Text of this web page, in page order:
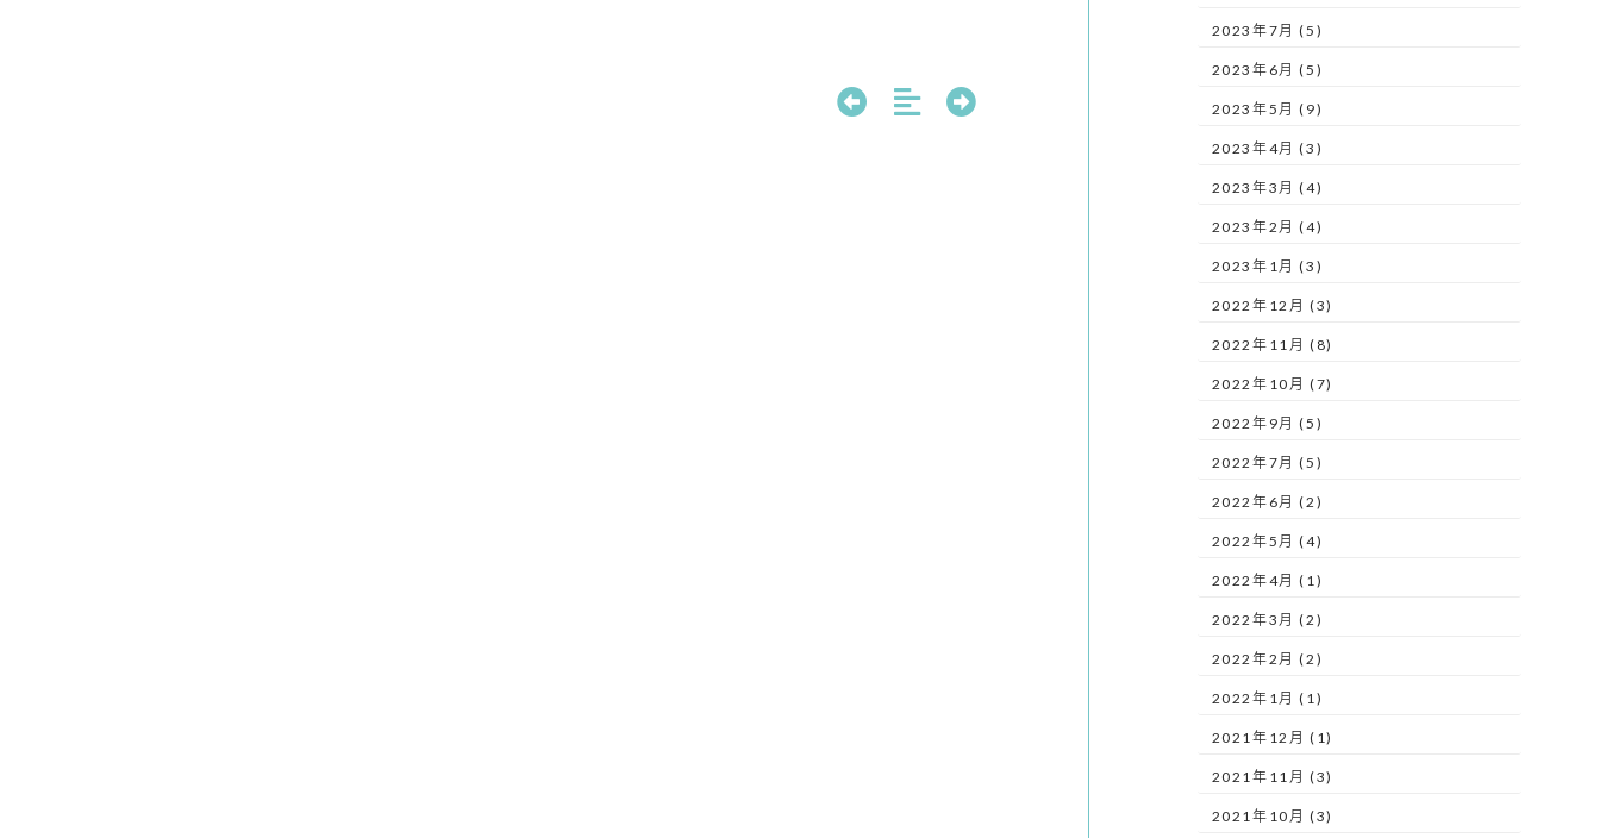
2023年7月 (5)
2023年6月 (5)
2023年5月 (9)
2023年4月 (3)
2023年3月 (4)
2023年2月 (4)
2023年1月 (3)
2022年12月 (3)
2022年11月 (8)
2022年10月 (7)
2022年9月 (5)
2022年7月 (5)
2022年6月 (2)
2022年5月 (4)
2022年4月 (1)
2022年3月 (2)
2022年2月 (2)
2022年1月 (1)
2021年12月 (1)
2021年11月 (3)
2021年10月 (3)